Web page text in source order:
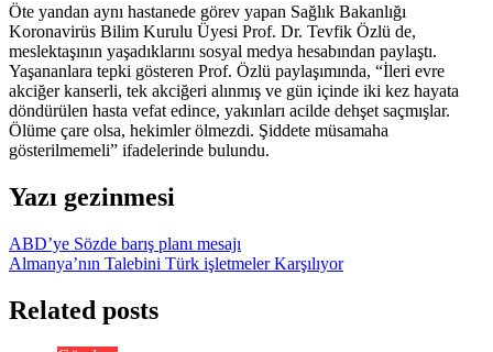
Öte yandan aynı hastanede görev yapan Sağlık Bakanlığı
Koronavirüs Bilim Kurulu Üyesi Prof. Dr. Tevfik Özlü de,
meslektaşının yaşadıklarını sosyal medya hesabından paylaştı.
Yaşananlara tepki gösteren Prof. Özlü paylaşımında, “İleri evre
akciğer kanserli, tek akciğeri alınmış ve gün içinde iki kez hayata
döndürülen hasta vefat edince, yakınları acilde dehşet saçmışlar.
Ölüme çare olsa, hekimler ölmezdi. Şiddete müsamaha
gösterilmemeli” ifadelerinde bulundu.
Yazı gezinmesi
ABD’ye Sözde barış planı mesajı
Almanya’nın Talebini Türk işletmeler Karşılıyor
Related posts